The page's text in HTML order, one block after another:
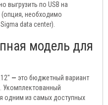
выгрузить по USB на
(опция, необходимо
data center).
модель для
— это бюджетный вариант
Укомплектованный
одним из самых доступных